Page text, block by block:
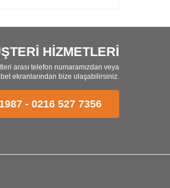
HİZMETLERİ
arası telefon numaramızdan veya
ekranlarından bize ulaşabilirsiniz.
- 0216 527 7356